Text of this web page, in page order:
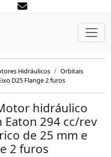
Hidráulicos
Orbitais
D25 Flange 2 furos
hidráulico
294 cc/rev
de 25 mm e
2 furos